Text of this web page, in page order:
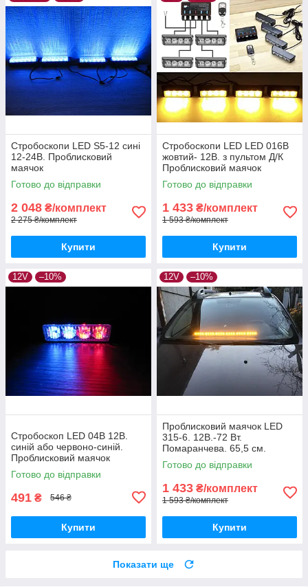
Стробоскопи LED S5-12 сині
12-24В. Проблисковий
маячок
Готово до відправки
2 048 ₴/комплект
2 275 ₴/комплект
Купити
Стробоскопи LED LED 016В
жовтий- 12В. з пультом Д/К
Проблисковий маячок
Готово до відправки
1 433 ₴/комплект
1 593 ₴/комплект
Купити
12V –10%
Стробоскоп LED 04В 12В.
синій або червоно-синій.
Проблисковий маячок
Готово до відправки
491 ₴ 546 ₴
Купити
12V –10%
Проблисковий маячок LED
315-6. 12В.-72 Вт.
Помаранчева. 65,5 см.
Готово до відправки
1 433 ₴/комплект
1 593 ₴/комплект
Купити
Показати ще